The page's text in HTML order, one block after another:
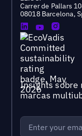
Carrer de Pallars
08018 Barcelona,
Insights sobre
marcas